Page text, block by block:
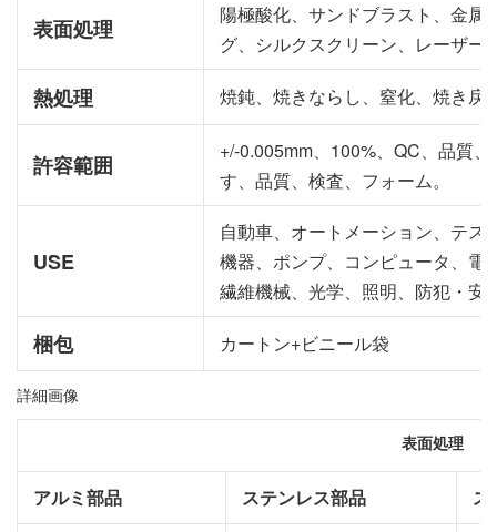
表面処理
陽極酸化、サンドブラスト、金属
グ、シルクスクリーン、レーザー
熱処理 焼鈍、焼きならし、窒化、焼き戻
許容範囲
+/-0.005mm、100%、QC、品質
す、品質、検査、フォーム。
USE
自動車、オートメーション、テ
機器、ポンプ、コンピュータ、電
繊維機械、光学、照明、防犯・安
梱包 カートン+ビニール袋
詳細画像
表面処理
アルミ部品 ステンレス部品 ス